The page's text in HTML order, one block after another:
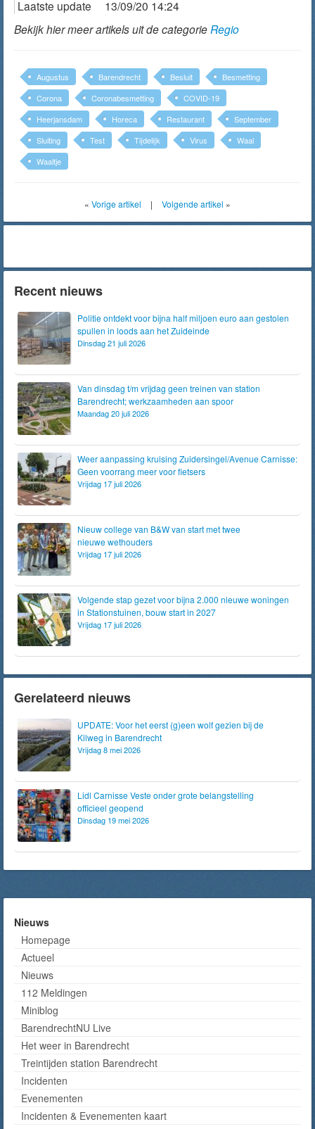
Laatste update
13/09/20 14:24
Bekijk hier meer artikels uit de categorie Regio
Augustus Barendrecht Besluit
Besmetting
Corona
Coronabesmetting
COVID-19
Heerjansdam
Horeca Restaurant
September
Sluiting
Test Tijdelijk Virus
Waal
Waaltje
« Vorige artikel | Volgende artikel »
Recent nieuws
Politie ontdekt voor bijna half miljoen euro aan gestolen
spullen in loods aan het Zuideinde
Dinsdag 21 juli 2026
Van dinsdag t/m vrijdag geen treinen van station
Barendrecht; werkzaamheden aan spoor
Maandag 20 juli 2026
Weer aanpassing kruising Zuidersingel/Avenue Carnisse:
Geen voorrang meer voor fietsers
Vrijdag 17 juli 2026
Nieuw college van B&W van start met twee
nieuwe wethouders
Vrijdag 17 juli 2026
Volgende stap gezet voor bijna 2.000 nieuwe woningen
in Stationstuinen, bouw start in 2027
Vrijdag 17 juli 2026
Gerelateerd nieuws
UPDATE: Voor het eerst (g)een wolf gezien bij de
Kilweg in Barendrecht
Vrijdag 8 mei 2026
Lidl Carnisse Veste onder grote belangstelling
officieel geopend
Dinsdag 19 mei 2026
Nieuws
Homepage
Actueel
Nieuws
112 Meldingen
Miniblog
BarendrechtNU Live
Het weer in Barendrecht
Treintijden station Barendrecht
Incidenten
Evenementen
Incidenten & Evenementen kaart